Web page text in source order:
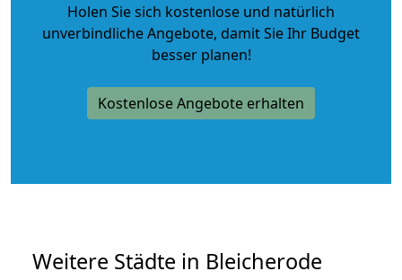
Holen Sie sich kostenlose und natürlich
unverbindliche Angebote, damit Sie Ihr Budget
besser planen!
Kostenlose Angebote erhalten
Weitere Städte in Bleicherode